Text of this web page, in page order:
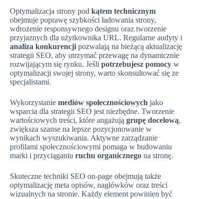
Optymalizacja strony pod kątem technicznym
obejmuje poprawę szybkości ładowania strony,
wdrożenie responsywnego designu oraz tworzenie
przyjaznych dla użytkownika URL. Regularne audyty i
analiza konkurencji pozwalają na bieżącą aktualizację
strategii SEO, aby utrzymać przewagę na dynamicznie
rozwijającym się rynku. Jeśli potrzebujesz pomocy w
optymalizacji swojej strony, warto skonsultować się ze
specjalistami.
Wykorzystanie mediów społecznościowych jako
wsparcia dla strategii SEO jest niezbędne. Tworzenie
wartościowych treści, które angażują grupę docelową,
zwiększa szanse na lepsze pozycjonowanie w
wynikach wyszukiwania. Aktywne zarządzanie
profilami społecznościowymi pomaga w budowaniu
marki i przyciąganiu ruchu organicznego na stronę.
Skuteczne techniki SEO on-page obejmują także
optymalizację meta opisów, nagłówków oraz treści
wizualnych na stronie. Każdy element powinien być